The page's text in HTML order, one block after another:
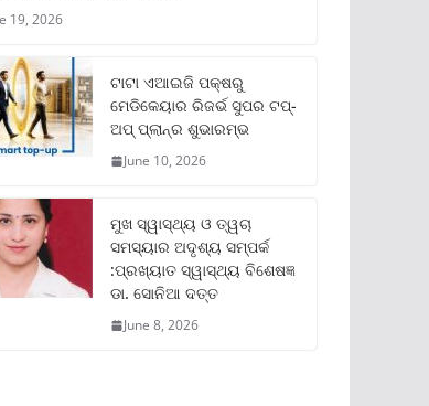
19, 2026
ଟାଟା ଏଆଇଜି ପକ୍ଷରୁ
ମେଡିକେୟାର ରିଜର୍ଭ ସୁପର ଟପ୍‌-
ଅପ୍ ପ୍ଲାନ୍‌ର ଶୁଭାରମ୍ଭ
June 10, 2026
ମୁଖ ସ୍ୱାସ୍ଥ୍ୟ ଓ ତ୍ୱଚା
ସମସ୍ୟାର ଅଦୃଶ୍ୟ ସମ୍ପର୍କ
:ପ୍ରଖ୍ୟାତ ସ୍ୱାସ୍ଥ୍ୟ ବିଶେଷଜ୍ଞ
ଡା. ସୋନିଆ ଦତ୍ତ
June 8, 2026